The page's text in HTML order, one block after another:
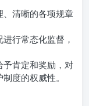
、清晰的各项规章
进行常态化监督，
予肯定和奖励，对
度的权威性。